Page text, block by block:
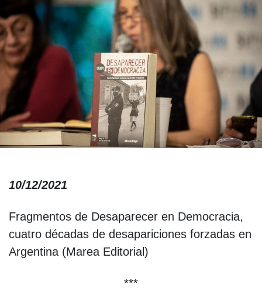
10/12/2021
Fragmentos de Desaparecer en Democracia,
cuatro décadas de desapariciones forzadas en
Argentina (Marea Editorial)
***